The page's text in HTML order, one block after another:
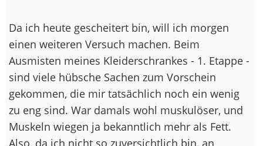
Da ich heute gescheitert bin, will ich morgen
einen weiteren Versuch machen. Beim
Ausmisten meines Kleiderschrankes - 1. Etappe -
sind viele hübsche Sachen zum Vorschein
gekommen, die mir tatsächlich noch ein wenig
zu eng sind. War damals wohl muskulöser, und
Muskeln wiegen ja bekanntlich mehr als Fett.
Also, da ich nicht so zuversichtlich bin, an